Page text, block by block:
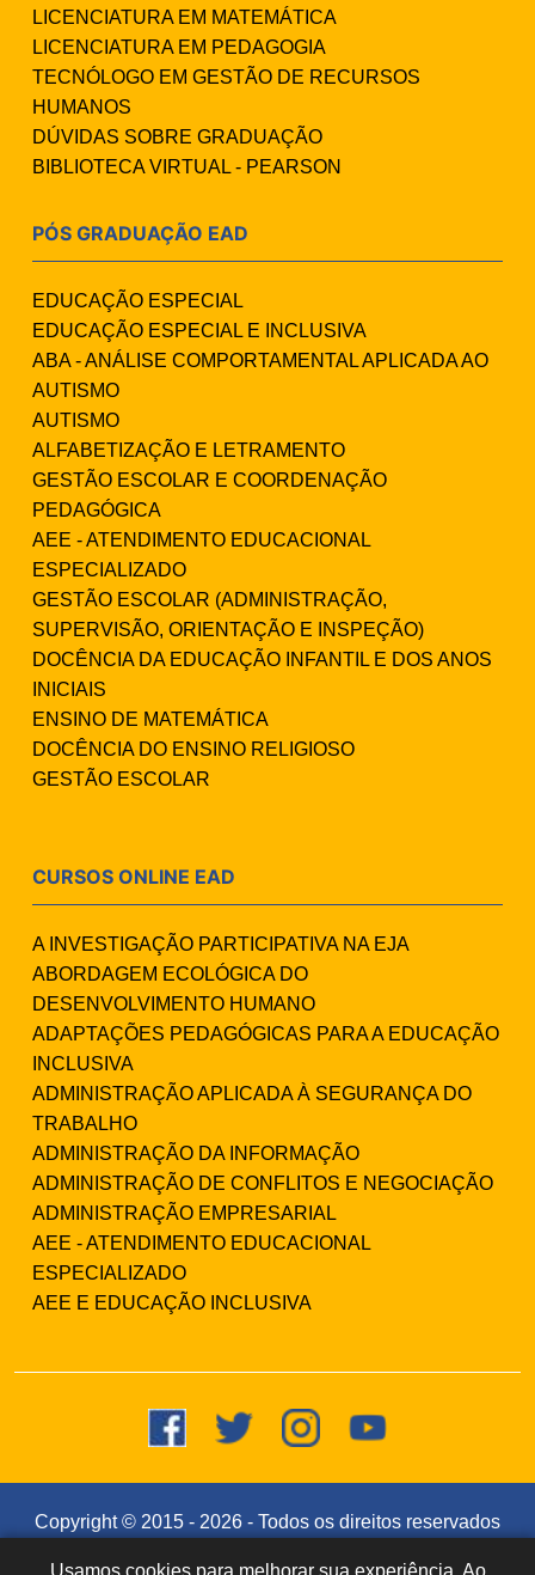
LICENCIATURA EM MATEMÁTICA
LICENCIATURA EM PEDAGOGIA
TECNÓLOGO EM GESTÃO DE RECURSOS
HUMANOS
DÚVIDAS SOBRE GRADUAÇÃO
BIBLIOTECA VIRTUAL - PEARSON
PÓS GRADUAÇÃO EAD
EDUCAÇÃO ESPECIAL
EDUCAÇÃO ESPECIAL E INCLUSIVA
ABA - ANÁLISE COMPORTAMENTAL APLICADA AO
AUTISMO
AUTISMO
ALFABETIZAÇÃO E LETRAMENTO
GESTÃO ESCOLAR E COORDENAÇÃO
PEDAGÓGICA
AEE - ATENDIMENTO EDUCACIONAL
ESPECIALIZADO
GESTÃO ESCOLAR (ADMINISTRAÇÃO,
SUPERVISÃO, ORIENTAÇÃO E INSPEÇÃO)
DOCÊNCIA DA EDUCAÇÃO INFANTIL E DOS ANOS
INICIAIS
ENSINO DE MATEMÁTICA
DOCÊNCIA DO ENSINO RELIGIOSO
GESTÃO ESCOLAR
CURSOS ONLINE EAD
A INVESTIGAÇÃO PARTICIPATIVA NA EJA
ABORDAGEM ECOLÓGICA DO
DESENVOLVIMENTO HUMANO
ADAPTAÇÕES PEDAGÓGICAS PARA A EDUCAÇÃO
INCLUSIVA
ADMINISTRAÇÃO APLICADA À SEGURANÇA DO
TRABALHO
ADMINISTRAÇÃO DA INFORMAÇÃO
ADMINISTRAÇÃO DE CONFLITOS E NEGOCIAÇÃO
ADMINISTRAÇÃO EMPRESARIAL
AEE - ATENDIMENTO EDUCACIONAL
ESPECIALIZADO
AEE E EDUCAÇÃO INCLUSIVA
Copyright © 2015 - 2026 - Todos os direitos reservados
Dúvidas? Fale
Usamos cookies para melhorar sua experiência. Ao